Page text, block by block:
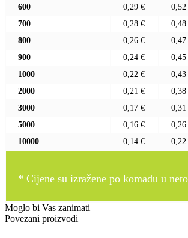
600
0,29 € 0,52
700
0,28 € 0,48
800
0,26 € 0,47
900
0,24 € 0,45
1000
0,22 € 0,43
2000
0,21 € 0,38
3000
0,17 € 0,31
5000
0,16 € 0,26
10000
0,14 € 0,22
* Cijene su izražene po komadu u
Moglo bi Vas zanimati
Povezani proizvodi